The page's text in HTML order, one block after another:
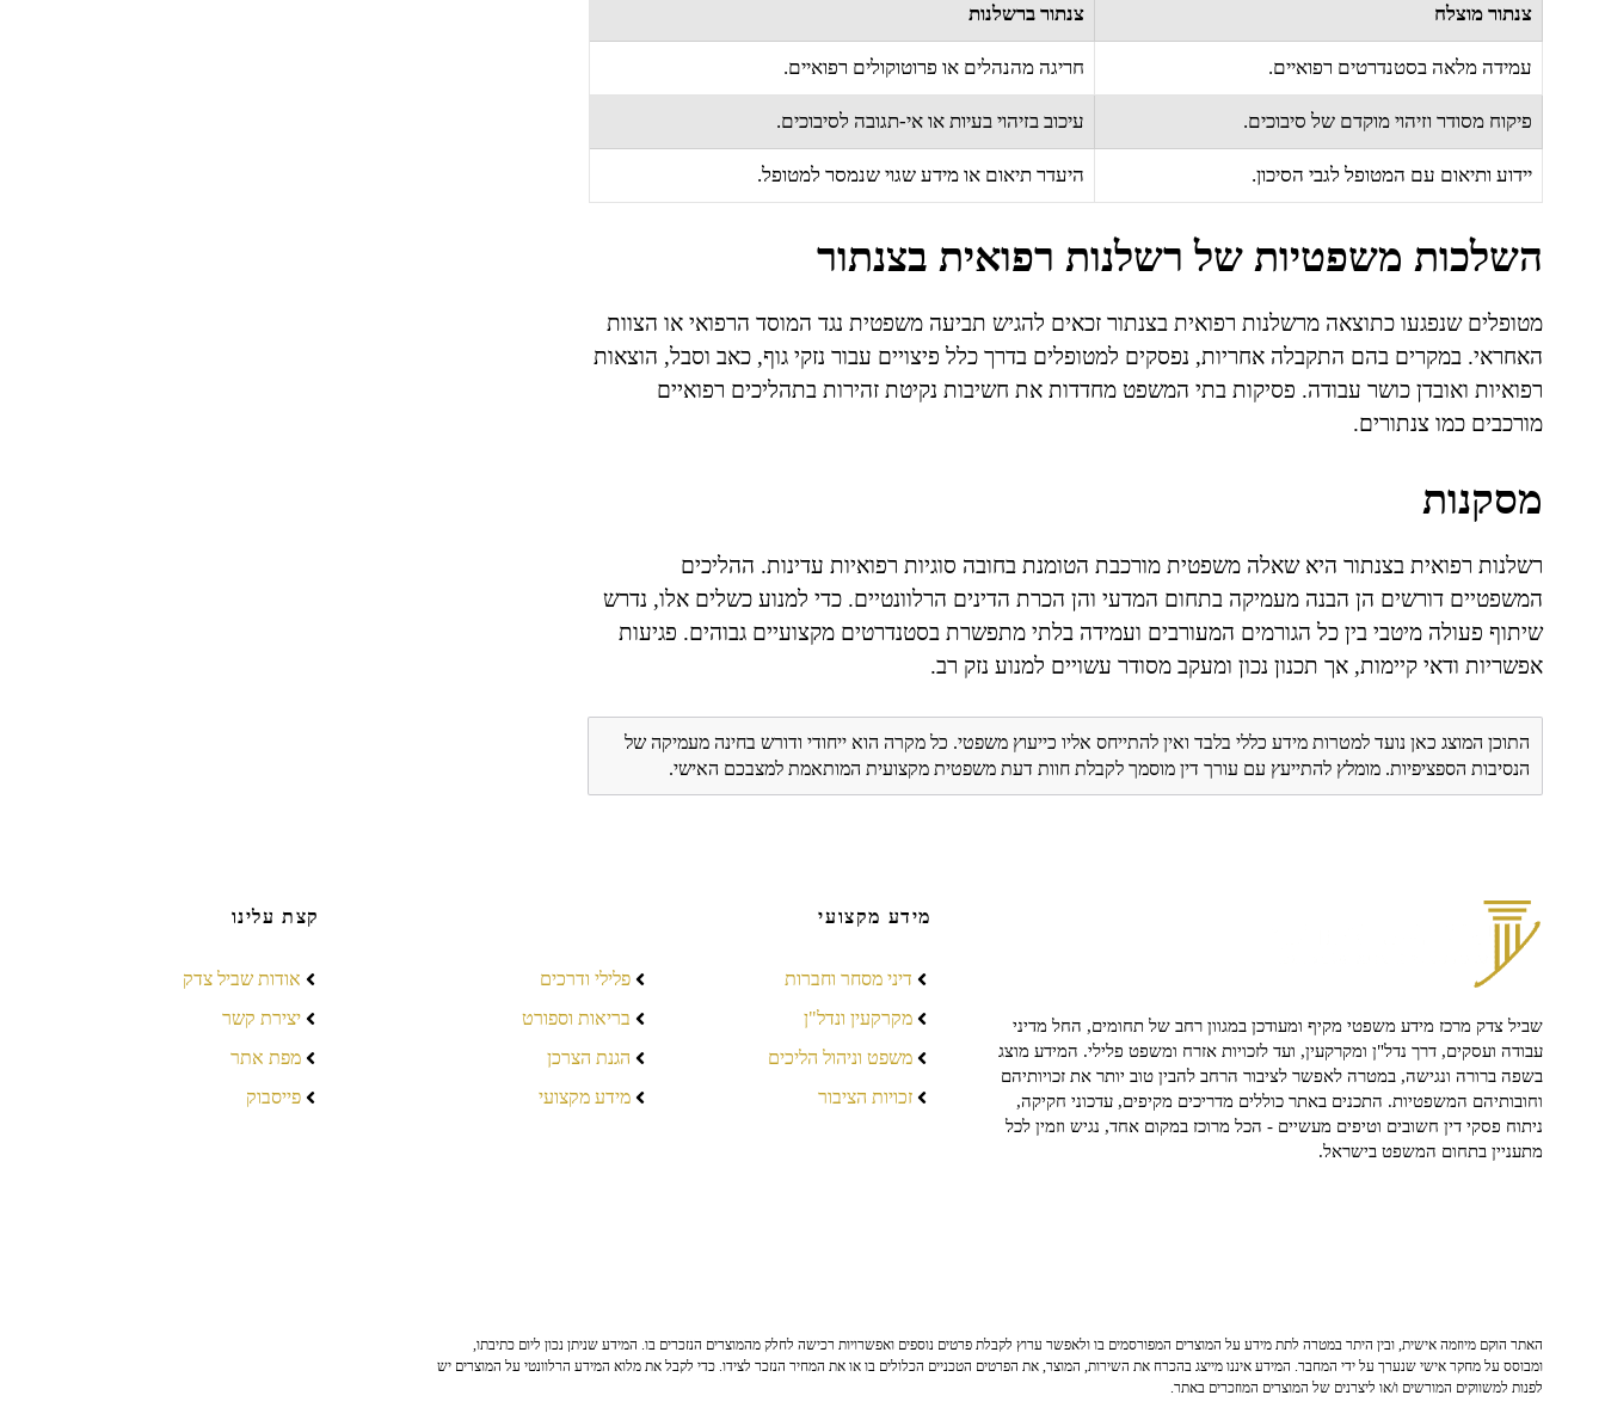
צנתור מוצלח צנתור ברשלנות
עמידה מלאה בסטנדרטים רפואיים. חריגה מהנהלים או פרוטוקולים רפואיים.
פיקוח מסודר וזיהוי מוקדם של סיבוכים. עיכוב בזיהוי בעיות או אי-תגובה לסיבוכים.
יידוע ותיאום עם המטופל לגבי הסיכון. היעדר תיאום או מידע שגוי שנמסר למטופל.
השלכות משפטיות של רשלנות רפואית בצנתור
מטופלים שנפגעו כתוצאה מרשלנות רפואית בצנתור זכאים להגיש תביעה משפטית נגד המוסד הרפואי או הצוות
האחראי. במקרים בהם התקבלה אחריות, נפסקים למטופלים בדרך כלל פיצויים עבור נזקי גוף, כאב וסבל, הוצאות
רפואיות ואובדן כושר עבודה. פסיקות בתי המשפט מחדדות את חשיבות נקיטת זהירות בתהליכים רפואיים
מורכבים כמו צנתורים.
מסקנות
רשלנות רפואית בצנתור היא שאלה משפטית מורכבת הטומנת בחובה סוגיות רפואיות עדינות. ההליכים
המשפטיים דורשים הן הבנה מעמיקה בתחום המדעי והן הכרת הדינים הרלוונטיים. כדי למנוע כשלים אלו, נדרש
שיתוף פעולה מיטבי בין כל הגורמים המעורבים ועמידה בלתי מתפשרת בסטנדרטים מקצועיים גבוהים. פגיעות
אפשריות ודאי קיימות, אך תכנון נכון ומעקב מסודר עשויים למנוע נזק רב.
התוכן המוצג כאן נועד למטרות מידע כללי בלבד ואין להתייחס אליו כייעוץ משפטי. כל מקרה הוא ייחודי ודורש בחינה מעמיקה של
הנסיבות הספציפיות. מומלץ להתייעץ עם עורך דין מוסמך לקבלת חוות דעת משפטית מקצועית המותאמת למצבכם האישי.
שביל צדק מרכז מידע משפטי מקיף ומעודכן במגוון רחב של תחומים, החל מדיני
עבודה ועסקים, דרך נדל"ן ומקרקעין, ועד לזכויות אזרח ומשפט פלילי. המידע מוצג
בשפה ברורה ונגישה, במטרה לאפשר לציבור הרחב להבין טוב יותר את זכויותיהם
וחובותיהם המשפטיות. התכנים באתר כוללים מדריכים מקיפים, עדכוני חקיקה,
ניתוח פסקי דין חשובים וטיפים מעשיים - הכל מרוכז במקום אחד, נגיש וזמין לכל
מתעניין בתחום המשפט בישראל.
מידע מקצועי
דיני מסחר וחברות
מקרקעין ונדל"ן
משפט וניהול הליכים
זכויות הציבור
פלילי ודרכים
בריאות וספורט
הגנת הצרכן
מידע מקצועי
קצת עלינו
אודות שביל צדק
יצירת קשר
מפת אתר
פייסבוק
האתר הוקם מיוזמה אישית, ובין היתר במטרה לתת מידע על המוצרים המפורסמים בו ולאפשר ערוץ לקבלת פרטים נוספים ואפשרויות רכישה לחלק מהמוצרים הנזכרים בו. המידע שניתן נכון ליום כתיבתו,
ומבוסס על מחקר אישי שנערך על ידי המחבר. המידע איננו מייצג בהכרח את השירות, המוצר, את הפרטים הטכניים הכלולים בו או את המחיר הנזכר לצידו. כדי לקבל את מלוא המידע הרלוונטי על המוצרים יש
לפנות למשווקים המורשים ו/או ליצרנים של המוצרים המוזכרים באתר.